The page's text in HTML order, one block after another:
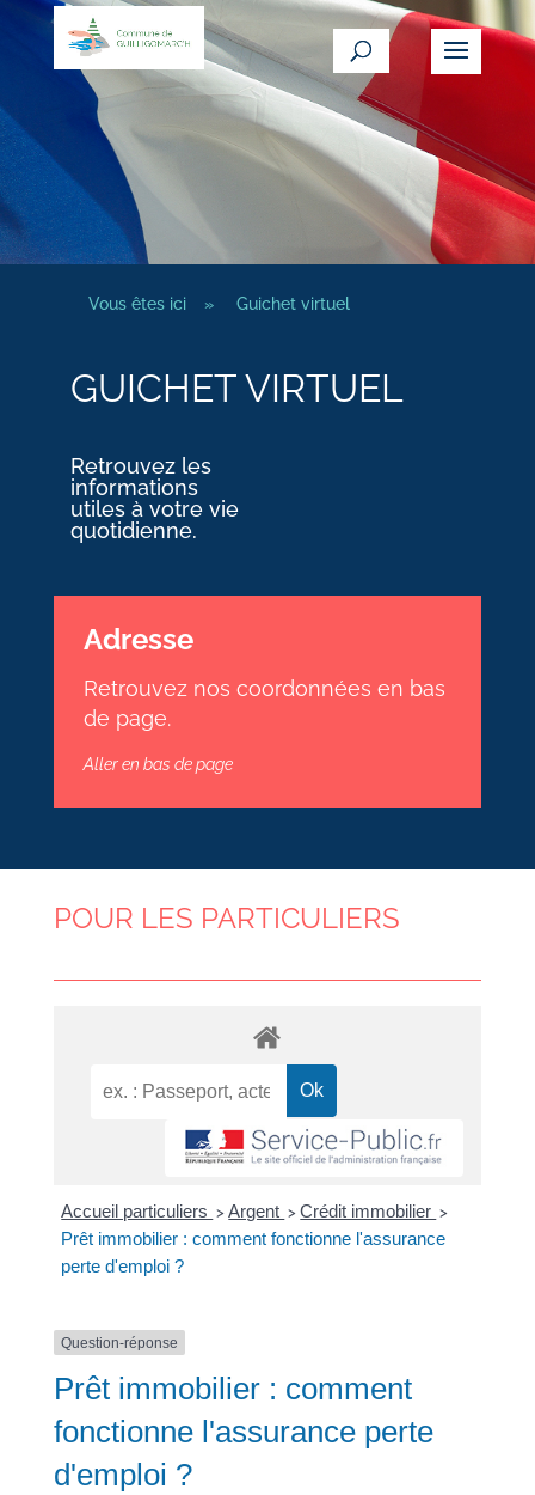
Vous êtes ici » Guichet virtuel
GUICHET VIRTUEL
Retrouvez les
informations
utiles à votre vie
quotidienne.
Adresse
Retrouvez nos coordonnées en bas
de page.
Aller en bas de page
POUR LES PARTICULIERS
Accueil particuliers > Argent > Crédit immobilier >
Prêt immobilier : comment fonctionne l'assurance
perte d'emploi ?
Question-réponse
Prêt immobilier : comment
fonctionne l'assurance perte
d'emploi ?